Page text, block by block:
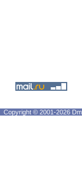
Copyright © 2001-2026